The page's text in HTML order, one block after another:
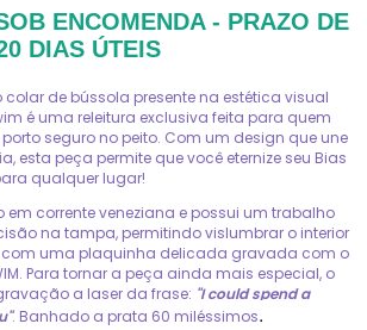
ENCOMENDA - PRAZO DE
DIAS ÚTEIS
de bússola presente na estética visual
é uma releitura exclusiva feita para quem
seguro no peito. Com um design que une
esta peça permite que você eternize seu Bias
qualquer lugar!
em corrente veneziana e possui um trabalho
na tampa, permitindo vislumbrar o interior
uma plaquinha delicada gravada com o
Para tornar a peça ainda mais especial, o
a laser da frase: "I could spend a
. Banhado a prata 60 miléssimos.